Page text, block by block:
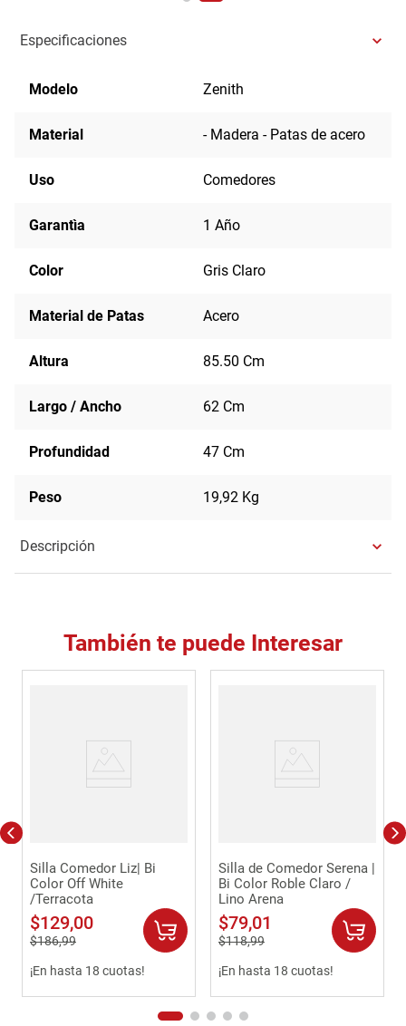
Especificaciones
Modelo Zenith
Material - Madera - Patas de acero
Uso Comedores
Garantìa 1 Año
Color Gris Claro
Material de Patas Acero
Altura 85.50 Cm
Largo / Ancho 62 Cm
Profundidad 47 Cm
Peso 19,92 Kg
Descripción
También te puede Interesar
Silla Comedor Liz| Bi
Color Off White
/Terracota
$129,00
$186,99
¡En hasta 18 cuotas!
Silla de Comedor Serena |
Bi Color Roble Claro /
Lino Arena
$79,01
$118,99
¡En hasta 18 cuotas!